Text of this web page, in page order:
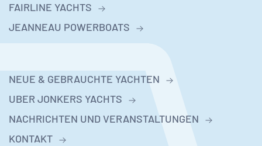
FAIRLINE YACHTS
JEANNEAU POWERBOATS
NEUE & GEBRAUCHTE YACHTEN
UBER JONKERS YACHTS
NACHRICHTEN UND VERANSTALTUNGEN
KONTAKT